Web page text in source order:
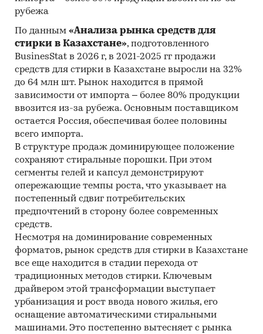
предполагает расчета объема выборочной
все доступные исследователю документы.
Резюме:
В сентябре 2017 г. DISCOVERY Research Group
завершило исследование рынка средств по
уходу за домом в Казахстане.
Казахстане в 2016 г. составил 126,7 млрд. каз.
тенге.
Рынок средств по уходу за домом состоит из
восьми сегментов: «Освежители воздуха» (AC),
«Отбеливатели» (B), «Средства для мытья
посуды» (DW), «Средства для истребления
насекомых» (HIN), «Средства для стирки» (LC),
«Полироли» (PO), «Уход за поверхностью» (SC)
и «Уход за туалетом» (TC).
Самым крупным сегментом рынка средств по
уходу за домом является «Средства для
стирки». Его объем в 2016 г. составил 67,3 млрд.
каз. тенге. Второе место по объему в
рубежа
По данным «Анализа рынка средств для
стирки в Казахстане», подготовленного
BusinesStat в 2026 г, в 2021-2025 гг продажи
средств для стирки в Казахстане выросли на 32%
до 64 млн шт. Рынок находится в прямой
зависимости от импорта – более 80% продукции
ввозится из-за рубежа. Основным поставщиком
остается Россия, обеспечивая более половины
всего импорта.
В структуре продаж доминирующее положение
сохраняют стиральные порошки. При этом
сегменты гелей и капсул демонстрируют
опережающие темпы роста, что указывает на
постепенный сдвиг потребительских
предпочтений в сторону более современных
средств.
Несмотря на доминирование современных
форматов, рынок средств для стирки в Казахстане
все еще находится в стадии перехода от
традиционных методов стирки. Ключевым
драйвером этой трансформации выступает
урбанизация и рост ввода нового жилья, его
оснащение автоматическими стиральными
машинами. Это постепенно вытесняет с рынка